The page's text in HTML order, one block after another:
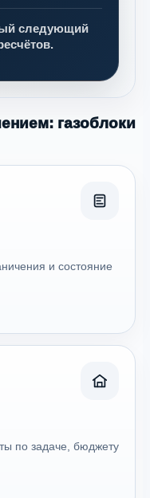
следующий
газоблоки
и состояние
по задаче, бюджету